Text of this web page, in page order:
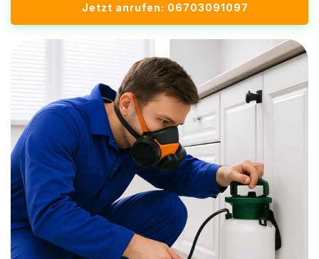
Jetzt anrufen: 06703091097